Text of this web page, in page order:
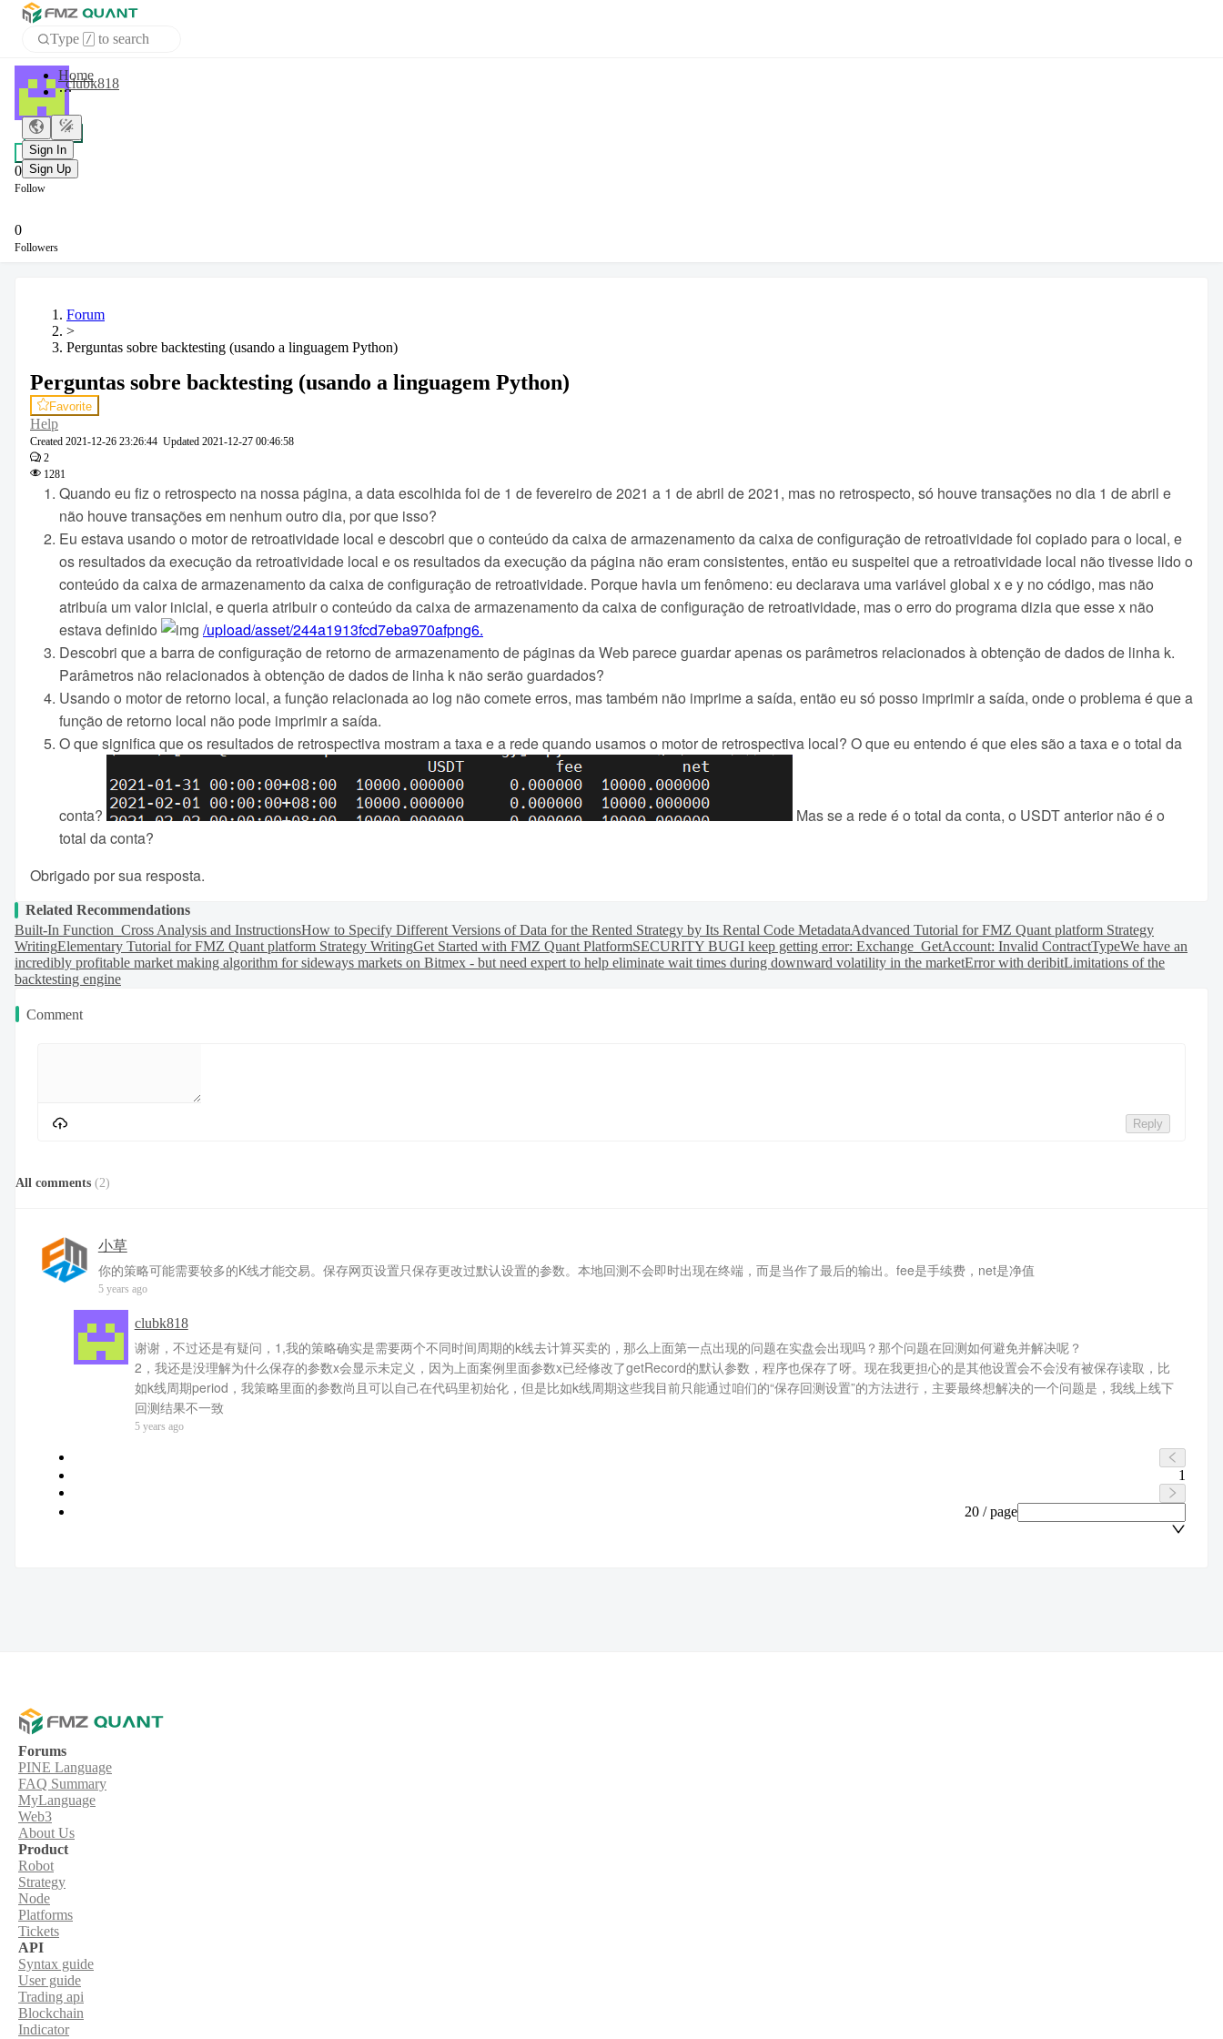
Type / to search
APP
Sign In
Sign Up
clubk818
+ Follow
Chat
0
Follow
0
Followers
Forum
>
Perguntas sobre backtesting (usando a linguagem Python)
Perguntas sobre backtesting (usando a linguagem Python)
Favorite
Help
Created 2021-12-26 23:26:44 Updated 2021-12-27 00:46:58
2
1281
Quando eu fiz o retrospecto na nossa página, a data escolhida foi de 1 de fevereiro de 2021 a 1 de abril de 2021, mas no retrospecto, só houve transações no dia 1 de abril e
não houve transações em nenhum outro dia, por que isso?
Eu estava usando o motor de retroatividade local e descobri que o conteúdo da caixa de armazenamento da caixa de configuração de retroatividade foi copiado para o local, e
os resultados da execução da retroatividade local e os resultados da execução da página não eram consistentes, então eu suspeitei que a retroatividade local não tivesse lido o
conteúdo da caixa de armazenamento da caixa de configuração de retroatividade. Porque havia um fenômeno: eu declarava uma variável global x e y no código, mas não
atribuía um valor inicial, e queria atribuir o conteúdo da caixa de armazenamento da caixa de configuração de retroatividade, mas o erro do programa dizia que esse x não
estava definido
/upload/asset/244a1913fcd7eba970afpng6.
Descobri que a barra de configuração de retorno de armazenamento de páginas da Web parece guardar apenas os parâmetros relacionados à obtenção de dados de linha k.
Parâmetros não relacionados à obtenção de dados de linha k não serão guardados?
Usando o motor de retorno local, a função relacionada ao log não comete erros, mas também não imprime a saída, então eu só posso imprimir a saída, onde o problema é que a
função de retorno local não pode imprimir a saída.
O que significa que os resultados de retrospectiva mostram a taxa e a rede quando usamos o motor de retrospectiva local? O que eu entendo é que eles são a taxa e o total da
conta?
Mas se a rede é o total da conta, o USDT anterior não é o
total da conta?
Obrigado por sua resposta.
Related Recommendations
Built-In Function_Cross Analysis and InstructionsHow to Specify Different Versions of Data for the Rented Strategy by Its Rental Code MetadataAdvanced Tutorial for FMZ Quant platform Strategy
WritingElementary Tutorial for FMZ Quant platform Strategy WritingGet Started with FMZ Quant PlatformSECURITY BUGI keep getting error: Exchange_GetAccount: Invalid ContractTypeWe have an
incredibly profitable market making algorithm for sideways markets on Bitmex - but need expert to help eliminate wait times during downward volatility in the marketError with deribitLimitations of the
backtesting engine
Comment
Reply
All comments (2)
小草
你的策略可能需要较多的K线才能交易。保存网页设置只保存更改过默认设置的参数。本地回测不会即时出现在终端，而是当作了最后的输出。fee是手续费，net是净值
5 years ago
clubk818
谢谢，不过还是有疑问，1,我的策略确实是需要两个不同时间周期的k线去计算买卖的，那么上面第一点出现的问题在实盘会出现吗？那个问题在回测如何避免并解决呢？
2，我还是没理解为什么保存的参数x会显示未定义，因为上面案例里面参数x已经修改了getRecord的默认参数，程序也保存了呀。现在我更担心的是其他设置会不会没有被保存读取，比
如k线周期period，我策略里面的参数尚且可以自己在代码里初始化，但是比如k线周期这些我目前只能通过咱们的“保存回测设置”的方法进行，主要最终想解决的一个问题是，我线上线下
回测结果不一致
5 years ago
1
20 / page
Forums
PINE Language
FAQ Summary
MyLanguage
Web3
About Us
Product
Robot
Strategy
Node
Platforms
Tickets
API
Syntax guide
User guide
Trading api
Blockchain
Indicator